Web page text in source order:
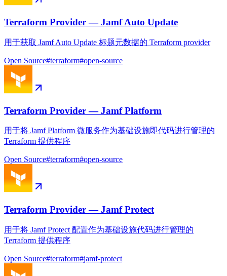
Terraform Provider — Jamf Auto Update
用于获取 Jamf Auto Update 标题元数据的 Terraform provider
Open Source#terraform#open-source
Terraform Provider — Jamf Platform
用于将 Jamf Platform 微服务作为基础设施即代码进行管理的
Terraform 提供程序
Open Source#terraform#open-source
Terraform Provider — Jamf Protect
用于将 Jamf Protect 配置作为基础设施代码进行管理的
Terraform 提供程序
Open Source#terraform#jamf-protect